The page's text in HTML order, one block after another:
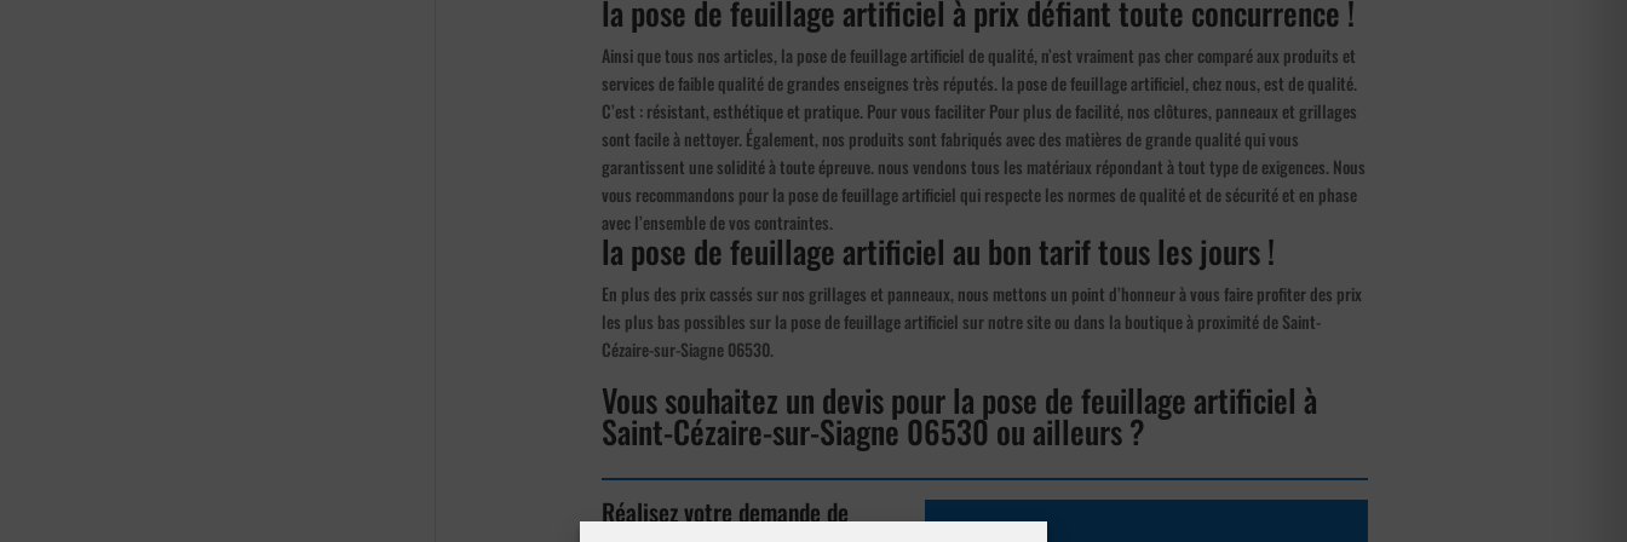
la pose de feuillage artificiel à prix défiant toute concurrence !
Ainsi que tous nos articles, la pose de feuillage artificiel de qualité, n’est vraiment pas cher comparé aux produits et
services de faible qualité de grandes enseignes très réputés. la pose de feuillage artificiel, chez nous, est de qualité.
C’est : résistant, esthétique et pratique. Pour vous faciliter Pour plus de facilité, nos clôtures, panneaux et grillages
sont facile à nettoyer. Également, nos produits sont fabriqués avec des matières de grande qualité qui vous
garantissent une solidité à toute épreuve. nous vendons tous les matériaux répondant à tout type de exigences. Nous
vous recommandons pour la pose de feuillage artificiel qui respecte les normes de qualité et de sécurité et en phase
avec l’ensemble de vos contraintes.
la pose de feuillage artificiel au bon tarif tous les jours !
En plus des prix cassés sur nos grillages et panneaux, nous mettons un point d’honneur à vous faire profiter des prix
les plus bas possibles sur la pose de feuillage artificiel sur notre site ou dans la boutique à proximité de Saint-
Cézaire-sur-Siagne 06530.
Vous souhaitez un devis pour la pose de feuillage artificiel à
Saint-Cézaire-sur-Siagne 06530 ou ailleurs ?
Réalisez votre demande de